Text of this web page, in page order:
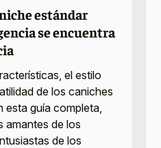
estándar
se encuentra
el estilo
de los caniches
esta guía completa,
amantes de los
de los